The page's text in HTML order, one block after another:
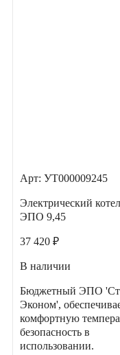
Арт: УТ000009245
Электрический
ЭПО 9,45
37 420 ₽
В наличии
Бюджетный ЭПО
Эконом',
комфортную
безопасность в
использовании.